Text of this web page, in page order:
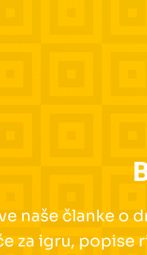
naše članke o
za igru, popise